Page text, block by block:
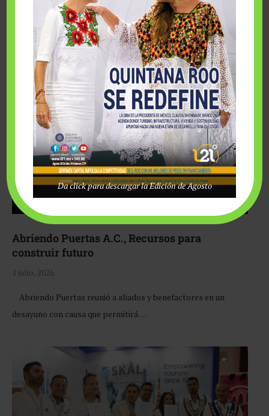
Fairmont Mayakoba y Make-A-Wish México unieron
esfuerzos para hacer realidad el deseo de una …
Abriendo Puertas A.C., Recursos para
construir futuro
1 julio, 2026
Abriendo Puertas reunió a aliados y benefactores en un
desayuno con causa que permitirá …
Da click para descargar la Edición de Agosto